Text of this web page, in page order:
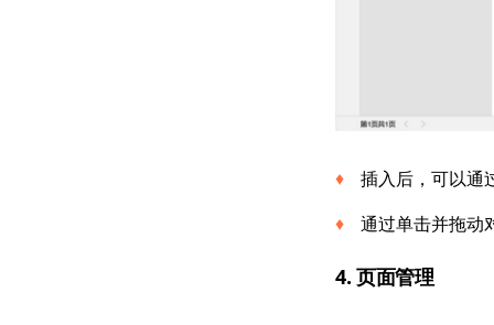
插入后，可以通
通过单击并拖动
4. 页面管理